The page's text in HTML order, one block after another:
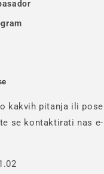
kakvih pitanja ili
se kontaktirati nas